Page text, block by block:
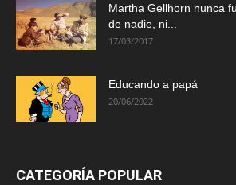
Martha Gellhorn nunca
de nadie, ni...
17/03/2017
Educando a papá
20/06/2022
CATEGORÍA POPULAR